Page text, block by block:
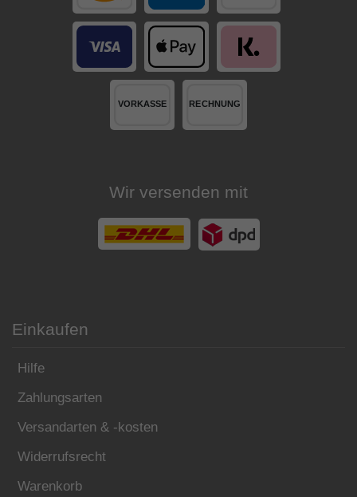
Wir versenden mit
Einkaufen
Hilfe
Zahlungsarten
Versandarten & -kosten
Widerrufsrecht
Warenkorb